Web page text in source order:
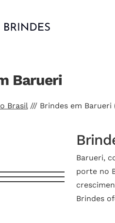
pesquisar ou ESC para
Barueri
Brasil/// Brindes em Barueri
Barueri,
porte no
Brindes